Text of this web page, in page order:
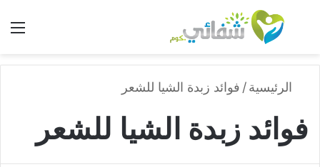
بحث عن
الرئيسية/ فوائد زبدة الشيا للشعر
فوائد زبدة الشيا للشعر